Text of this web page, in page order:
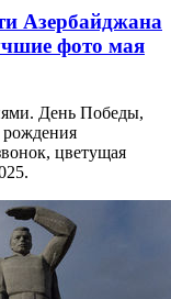
Азербайджана
фото мая
День Победы,
рождения
цветущая